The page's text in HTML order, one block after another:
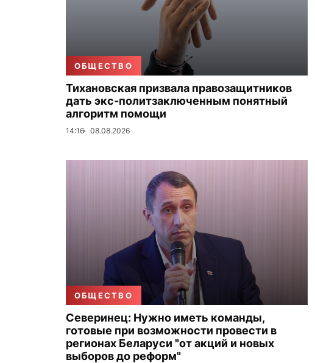
ОБЩЕСТВО
Тихановская призвала правозащитников
дать экс-политзаключенным понятный
алгоритм помощи
14:16 08.08.2026
ОБЩЕСТВО
Северинец: Нужно иметь команды,
готовые при возможности провести в
регионах Беларуси "от акций и новых
выборов до реформ"